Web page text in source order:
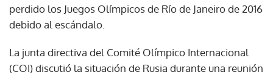
perdido los Juegos Olímpicos de Río de Janeiro de 2016
debido al escándalo.
La junta directiva del Comité Olímpico Internacional
(COI) discutió la situación de Rusia durante una reunión